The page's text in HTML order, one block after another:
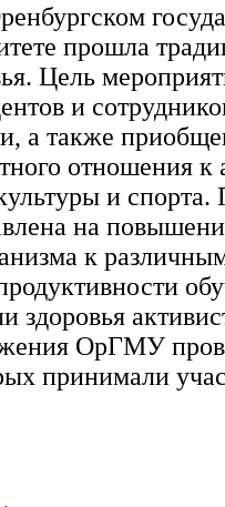
прошла
Цель
и
а также
отношения к
и
на
к
здоровья
ОрГМУ
принимали